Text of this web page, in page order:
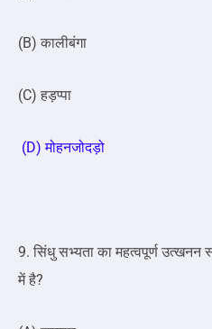
(B) कालीबंगा
(C) हड़प्पा
(D) मोहनजोदड़ो
9. सिंधु सभ्यता का महत्वपूर्ण
में है?